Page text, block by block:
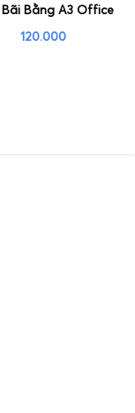
Bằng A3 Office
120.000